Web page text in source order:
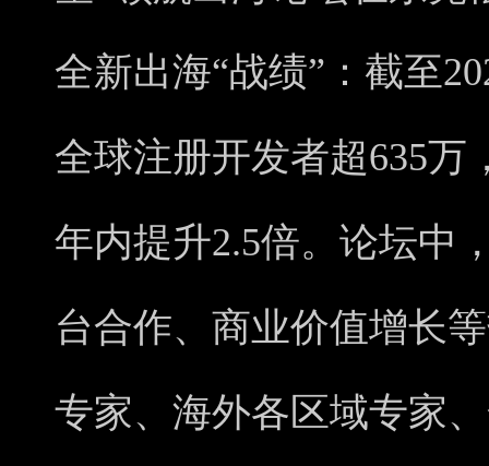
全新出海“战绩”：截至
全球注册开发者超635
年内提升2.5倍。论坛中
台合作、商业价值增长
专家、海外各区域专家